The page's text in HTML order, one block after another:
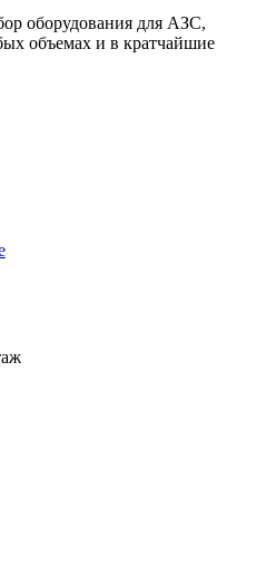
оборудования для АЗС,
объемах и в кратчайшие